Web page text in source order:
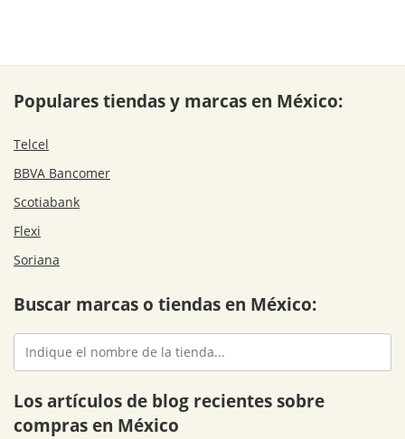
Populares tiendas y marcas en México:
Telcel
BBVA Bancomer
Scotiabank
Flexi
Soriana
Buscar marcas o tiendas en México:
Los artículos de blog recientes sobre
compras en México